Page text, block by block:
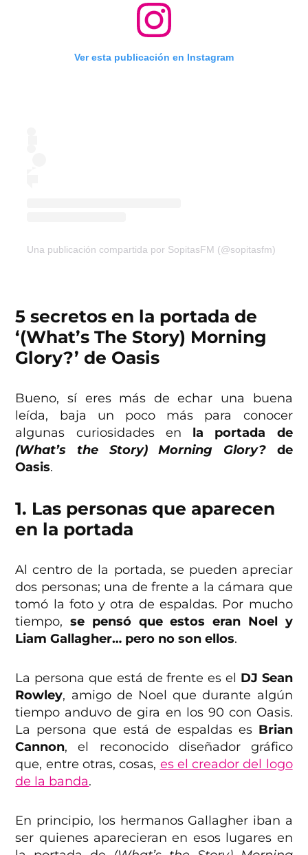
Ver esta publicación en Instagram
Una publicación compartida por SopitasFM (@sopitasfm)
5 secretos en la portada de
‘(What’s The Story) Morning
Glory?’ de Oasis
Bueno, sí eres más de echar una buena
leída, baja un poco más para conocer
algunas curiosidades en la portada de
(What’s the Story) Morning Glory?de
Oasis.
1. Las personas que aparecen
en la portada
Al centro de la portada, se pueden apreciar
dos personas; una de frente a la cámara que
tomó la foto y otra de espaldas. Por mucho
tiempo,se pensó que estos eran Noel y
Liam Gallagher… pero no son ellos.
La persona que está de frente es el DJ Sean
Rowley, amigo de Noel que durante algún
tiempo anduvo de gira en los 90 con Oasis.
La persona que está de espaldas es Brian
Cannon, el reconocido diseñador gráfico
que, entre otras, cosas, es el creador del logo
de la banda.
En principio, los hermanos Gallagher iban a
ser quienes aparecieran en esos lugares en